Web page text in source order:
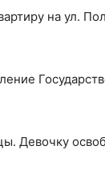
на ул.
Девочку